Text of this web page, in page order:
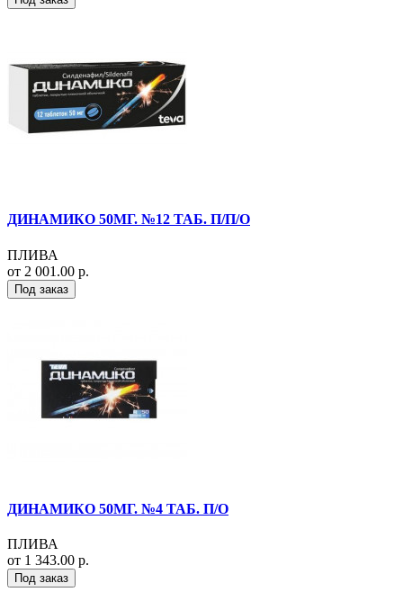
ДИНАМИКО 50МГ. №12 ТАБ. П/П/О
ПЛИВА
от 2 001.00 р.
Под заказ
ДИНАМИКО 50МГ. №4 ТАБ. П/О
ПЛИВА
от 1 343.00 р.
Под заказ